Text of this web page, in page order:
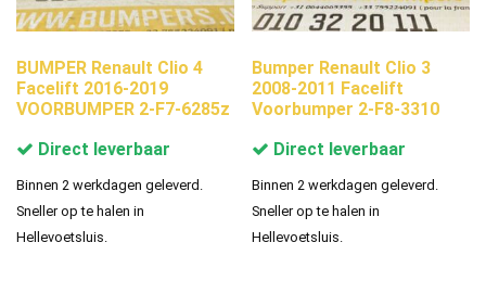
BUMPER Renault Clio 4
Facelift 2016-2019
VOORBUMPER 2-F7-6285z
Direct leverbaar
Binnen 2 werkdagen geleverd.
Sneller op te halen in
Hellevoetsluis.
Bumper Renault Clio 3
2008-2011 Facelift
Voorbumper 2-F8-3310
Direct leverbaar
Binnen 2 werkdagen geleverd.
Sneller op te halen in
Hellevoetsluis.